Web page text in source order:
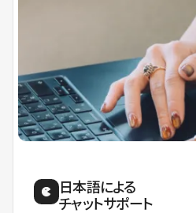
日本語による
チャットサポート